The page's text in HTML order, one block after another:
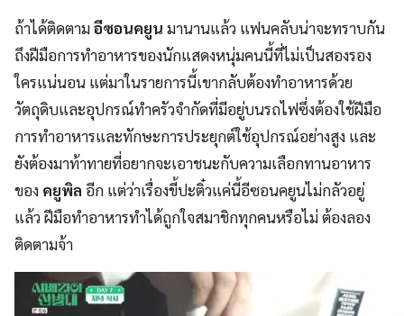
ถ้าได้ติดตามอีซอนคยูน มานานแล้ว แฟนคลับน่าจะทราบกัน
ถึงฝีมือการทำอาหารของนักแสดงหนุ่มคนนี้ที่ไม่เป็นสองรอง
ใครแน่นอน แต่มาในรายการนี้เขากลับต้องทำอาหารด้วย
วัตถุดิบและอุปกรณ์ทำครัวจำกัดที่มีอยู่บนรถไฟซึ่งต้องใช้ฝีมือ
การทำอาหารและทักษะการประยุกต์ใช้อุปกรณ์อย่างสูง และ
ยังต้องมาท้าทายที่อยากจะเอาชนะกับความเลือกทานอาหาร
ของ คยูพิล อีก แต่ว่าเรื่องขี้ปะติ๋วแค่นี้อีซอนคยูนไม่กลัวอยู่
แล้ว ฝีมือทำอาหารทำได้ถูกใจสมาชิกทุกคนหรือไม่ ต้องลอง
ติดตามจ้า